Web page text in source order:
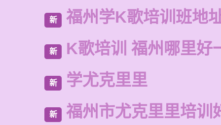
新 福州学K歌培训班地
新 K歌培训 福州哪里好
新 学尤克里里
新 福州市尤克里里培训